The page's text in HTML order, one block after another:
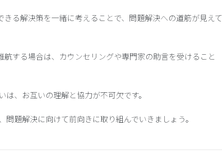
きる解決策を一緒に考えることで、問題解決への道筋が見えて
航する場合は、カウンセリングや専門家の助言を受けること
、お互いの理解と協力が不可欠です。
題解決に向けて前向きに取り組んでいきましょう。